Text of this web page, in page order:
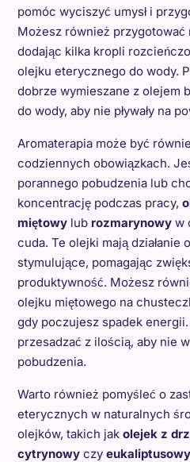
pomóc wyciszyć umysł i
Możesz również przygotować
dodając kilka kropli
olejku eterycznego do wody.
dobrze wymieszane z olejem
do wody, aby nie pływały na
Aromaterapia może być
codziennych obowiązkach.
porannego pobudzenia lub
koncentrację podczas pracy,
miętowylub rozmarynowyw
cuda. Te olejki mają działanie
stymulujące, pomagając
produktywność. Możesz
olejku miętowego na
gdy poczujesz spadek
przesadzać z ilością, aby nie
pobudzenia.
Warto również pomyśleć o
eterycznych w naturalnych
olejków, takich jak olejek z
cytrynowyczy eukaliptusowy